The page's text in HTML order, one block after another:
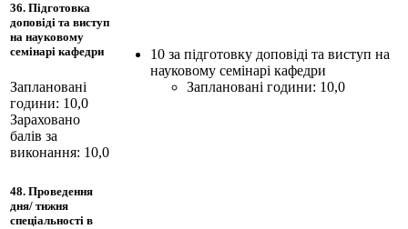
36. Підготовка
доповіді та виступ
на науковому
семінарі кафедри
Заплановані
години: 10,0
Зараховано
балів за
виконання: 10,0
10 за підготовку доповіді та виступ на
науковому семінарі кафедри
Заплановані години: 10,0
48. Проведення
дня/ тижня
спеціальності в